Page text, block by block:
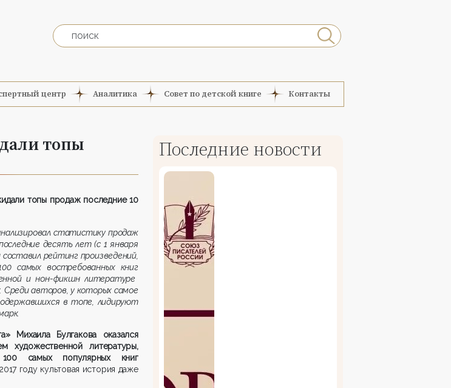
центр Аналитика Совет по детской книге Контакты
топы
топы продаж последние 10
статистику продаж
десятьлет (с 1 января
составил рейтинг произведений,
самых востребованных книг
и нон-фикшн литературе
. Среди авторов, у которых самое
хся в топе, лидируют
Михаила Булгакова оказался
художественной литературы,
100 самых популярных книг
году культовая история даже
Последние новости